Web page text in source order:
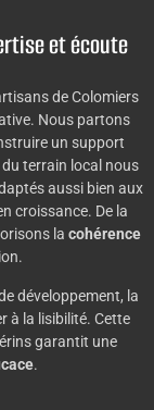
et écoute
de Colomiers
Nous partons
un support
terrain local nous
aussi bien aux
croissance. De la
la cohérence
développement, la
à la lisibilité. Cette
garantit une
.